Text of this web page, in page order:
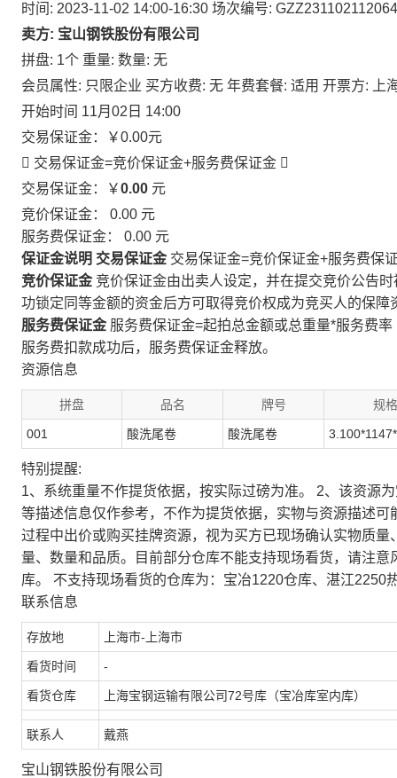
时间: 2023-11-02 14:00-16:30 场次编号:
卖方: 宝山钢铁股份有限公司
拼盘: 1个 重量: 数量: 无
会员属性: 只限企业 买方收费: 无 年费套餐: 适用 开票方: 上
开始时间 11月02日 14:00
交易保证金：
￥0.00元
 交易保证金=竞价保证金+服务费保证金 
交易保证金：￥0.00 元
竞价保证金： 0.00 元
服务费保证金： 0.00 元
保证金说明 交易保证金 交易保证金=竞价保证金+服务费保
竞价保证金 竞价保证金由出卖人设定，并在提交竞价公告
功锁定同等金额的资金后方可取得竞价权成为竞买人的保障
服务费保证金 服务费保证金=起拍总金额或总重量*服务费率
服务费扣款成功后，服务费保证金释放。
资源信息
拼盘 品名 牌号 规格
001 酸洗尾卷 酸洗尾卷
特别提醒:
1、系统重量不作提货依据，按实际过磅为准。 2、该资源
等描述信息仅作参考，不作为提货依据，实物与资源描述
过程中出价或购买挂牌资源，视为买方已现场确认实物质
量、数量和品质。目前部分仓库不能支持现场看货，请注
库。 不支持现场看货的仓库为：宝冶1220仓库、湛江2250
联系信息
存放地 上海市-上海市
看货时间 -
看货仓库 上海宝钢运输有限公司72号库（宝冶库室内库）
联系人 戴燕
宝山钢铁股份有限公司